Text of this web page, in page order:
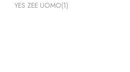
YES ZEE UOMO(1)